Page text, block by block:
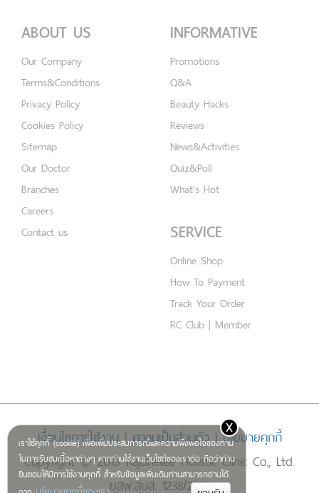
เราใช้คุกกี้ (cookie) เพื่อเพิ่มประสบการณ์และความพึงพอใจของท่าน
ในการรับชมเนื้อหาต่างๆ หากท่านใช้งานเว็บไซต์ของเราต่อ ถือว่าท่าน
ยินยอมให้มีการใช้งานคุกกี้ สำหรับข้อมูลเพิ่มเติมท่านสามารถอ่านได้
x
ABOUT US
Our Company
Terms&Conditions
Privacy Policy
Cookies Policy
Sitemap
Our Doctor
Branches
Careers
Contact us
INFORMATIVE
Promotions
Q&A
Beauty Hacks
Reviews
News&Activities
Quiz&Poll
What's Hot
SERVICE
Online Shop
How To Payment
Track Your Order
RC Club | Member
เงื่อนไขการใช้งาน|ความเป็นส่วนตัว|นโยบายคุกกี้
Copyright © 2019 Rajdhevee Holistic Clinic Co., Ltd.
ฆสพ.สบส. 1238/2562